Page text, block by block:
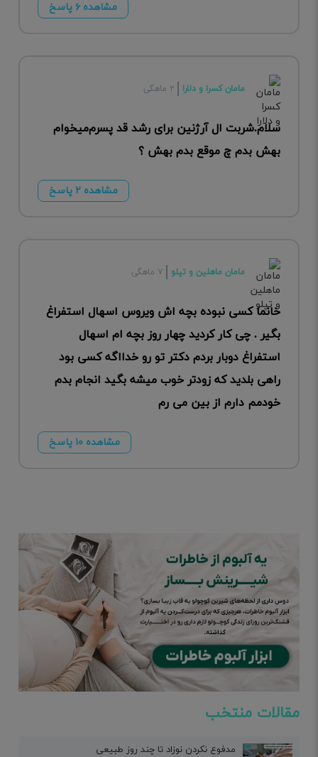
مشاهده ۶ پاسخ
مامان کسرا و دلارا ۲ ماهگی
سلام.شربت ال آرژنین برای رشد قد پسرم‌میخوام
بهش بدم چ موقع بدم بهش ؟
مشاهده ۲ پاسخ
مامان ماهلین و تپلو ۷ ماهگی
خانما کسی نبوده بچه اش ویروس اسهال استفراغ
بگیر . چی کار کردید چهار روز بچه ام اسهال
استفراغ دوبار بردم دکتر تو رو خدااگه کسی بود
راهی بلدید که زودتر خوب میشه بگید انجام بدم
خودمم دارم از بین می رم
مشاهده ۱۰ پاسخ
مقالات منتخب
مدفوع نکردن نوزاد تا چند روز طبیعی